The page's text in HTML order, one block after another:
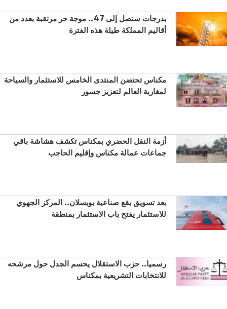
بدرجات ستصل إلى 47.. موجة حر مرتقبة بعدد من
أقاليم المملكة طيلة هذه الفترة
مكناس تحتضن المنتدى الخامس للاستثمار والسياحة
لمغاربة العالم لتعزيز جسور
أزمة النقل الحضري بمكناس تكشف هشاشة باقي
جماعات عمالة مكناس وإقليم الحاجب
بعد تسويق بقع صناعية بويسلان.. المركز الجهوي
للاستثمار يفتح باب الاستثمار بمنطقة
رسميا.. حزب الاستقلال يحسم الجدل حول مرشحه
للانتخابات التشريعية بمكناس